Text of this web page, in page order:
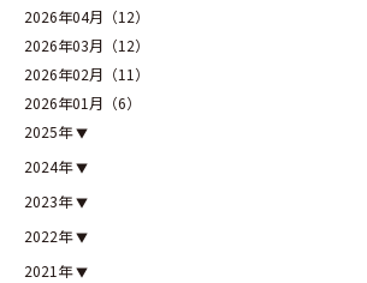
2026年04月（12）
2026年03月（12）
2026年02月（11）
2026年01月（6）
2025年
2024年
2023年
2022年
2021年